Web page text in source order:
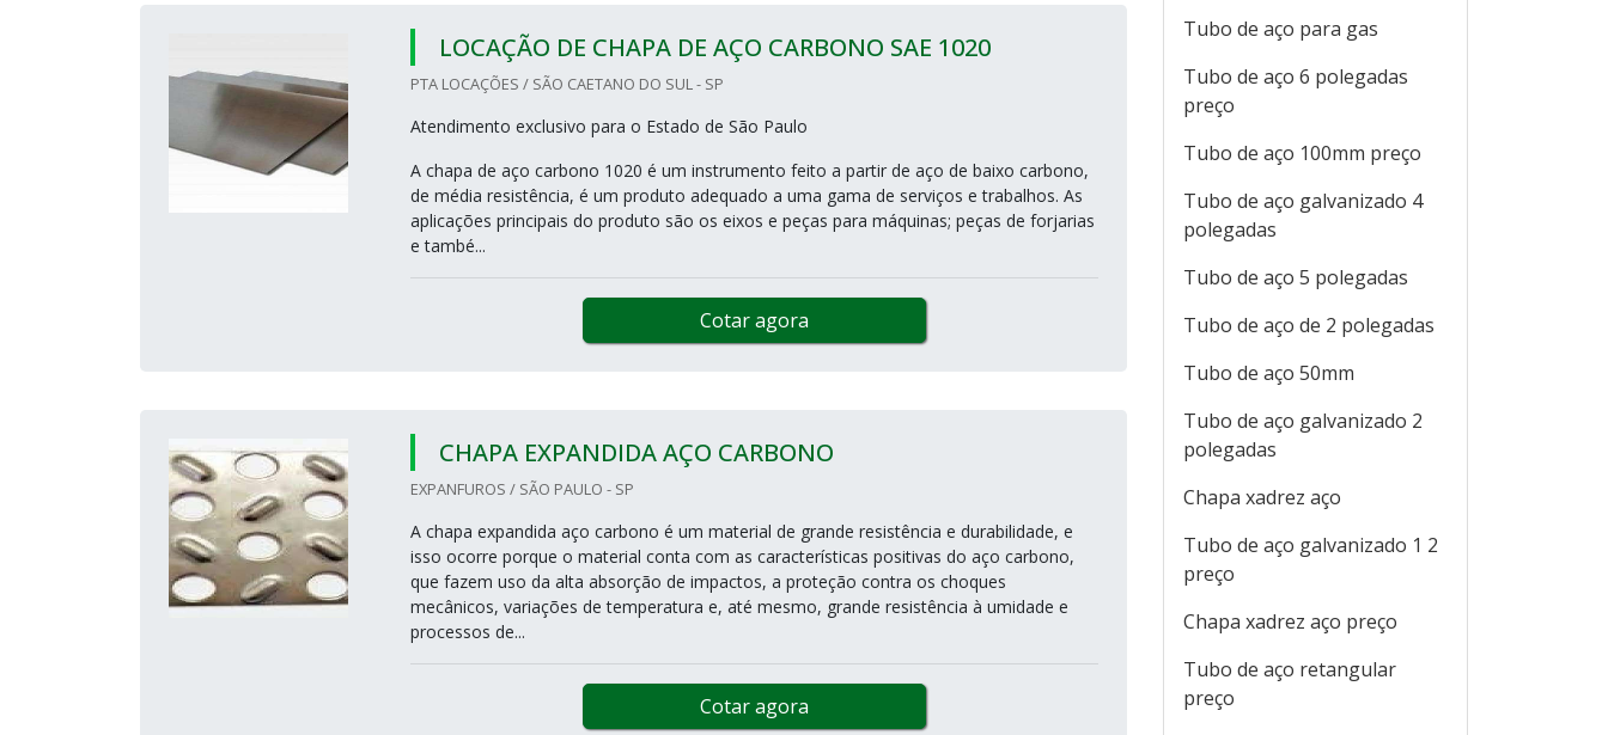
LOCAÇÃO DE CHAPA DE AÇO CARBONO SAE 1020
PTA LOCAÇÕES / SÃO CAETANO DO SUL - SP
Atendimento exclusivo para o Estado de São Paulo
A chapa de aço carbono 1020 é um instrumento feito a partir de aço de baixo carbono,
de média resistência, é um produto adequado a uma gama de serviços e trabalhos. As
aplicações principais do produto são os eixos e peças para máquinas; peças de forjarias
e també...
Cotar agora
CHAPA EXPANDIDA AÇO CARBONO
EXPANFUROS / SÃO PAULO - SP
A chapa expandida aço carbono é um material de grande resistência e durabilidade, e
isso ocorre porque o material conta com as características positivas do aço carbono,
que fazem uso da alta absorção de impactos, a proteção contra os choques
mecânicos, variações de temperatura e, até mesmo, grande resistência à umidade e
processos de...
Cotar agora
Tubo de aço para gas
Tubo de aço 6 polegadas
preço
Tubo de aço 100mm preço
Tubo de aço galvanizado 4
polegadas
Tubo de aço 5 polegadas
Tubo de aço de 2 polegadas
Tubo de aço 50mm
Tubo de aço galvanizado 2
polegadas
Chapa xadrez aço
Tubo de aço galvanizado 1 2
preço
Chapa xadrez aço preço
Tubo de aço retangular
preço